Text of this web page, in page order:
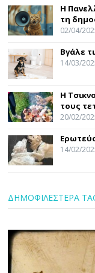
Η
τη
02/04/
Βγάλε
14/03/
Η
τους
20/02/
14/02/
ΔΗΜΟΦΙΛΕΣΤΕΡΑ